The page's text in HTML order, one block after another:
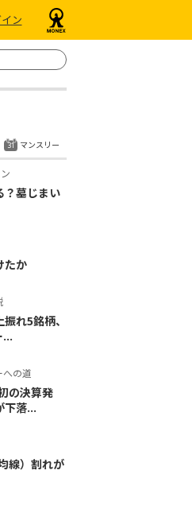
ン
？墓じまい
たか
れ5銘柄、
...
への道
の決算発
下落...
線）割れが
マンスリー